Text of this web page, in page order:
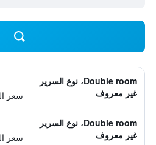
Double room، نوع السرير
غير معروف
سعر
Double room، نوع السرير
غير معروف
سعر